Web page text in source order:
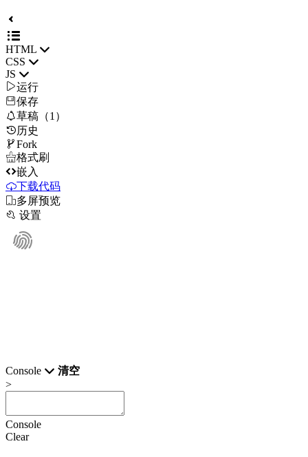
HTML
CSS
JS
运行
保存
草稿（1）
历史
Fork
格式刷
嵌入
下载代码
多屏预览
 设置
Console
清空
>
Console
Clear